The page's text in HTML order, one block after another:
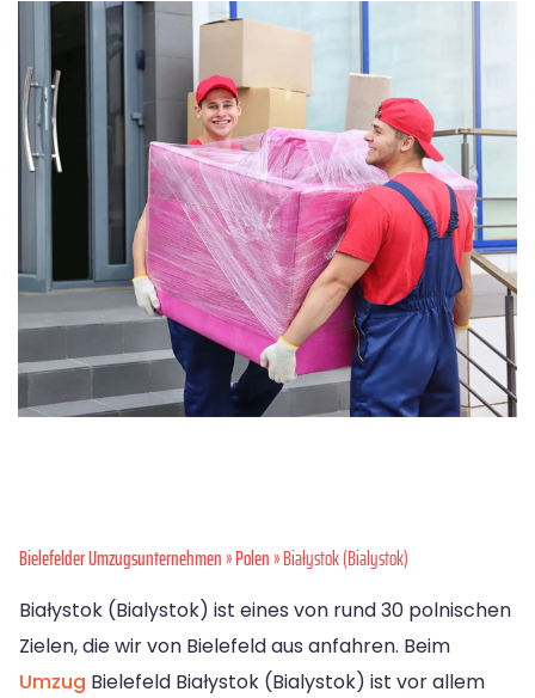
Bielefelder Umzugsunternehmen»Polen» Białystok (Bialystok)
Białystok (Bialystok) ist eines von rund 30 polnischen
Zielen, die wir von Bielefeld aus anfahren. Beim
Umzug Bielefeld Białystok (Bialystok) ist vor allem